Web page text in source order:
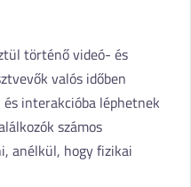
történő videó- és
valós időben
interakcióba léphetnek
számos
anélkül, hogy fizikai